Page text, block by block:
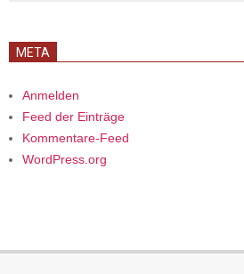
META
Anmelden
Feed der Einträge
Kommentare-Feed
WordPress.org